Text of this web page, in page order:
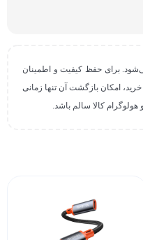
برای حفظ کیفیت و اطمینان
امکان بازگشت آن تنها زمانی
کالا سالم باشد.